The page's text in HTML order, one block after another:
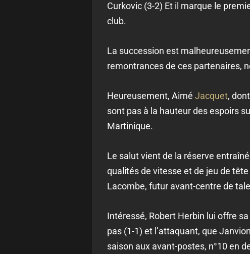
Curkovic (3-2) Et il marque le
club.
La succession est
remontrances de ces partenaires,
Heureusement, Aimé Jacquet,
sont pas à la hauteur des espoirs
Martinique.
Le salut vient de la réserve
qualités de vitesse et de jeu de
Lacombe, futur avant-centre de
Intéressé, Robert Herbin lui offre
pas (1-1) et l’attaquant, que
saison aux avant-postes, n°10 en